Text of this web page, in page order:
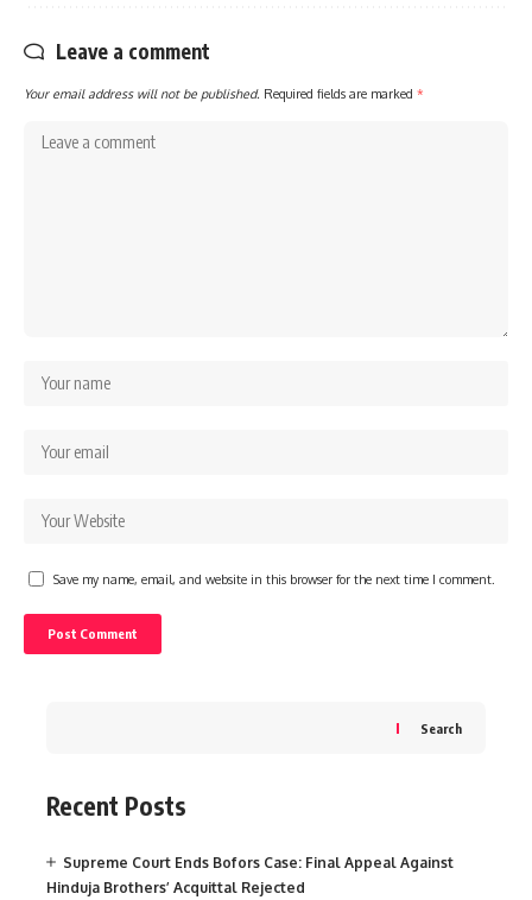
Leave a comment
Your email address will not be published. Required fields are marked *
Save my name, email, and website in this browser for the next time I comment.
Search
Recent Posts
Supreme Court Ends Bofors Case: Final Appeal Against
Hinduja Brothers’ Acquittal Rejected